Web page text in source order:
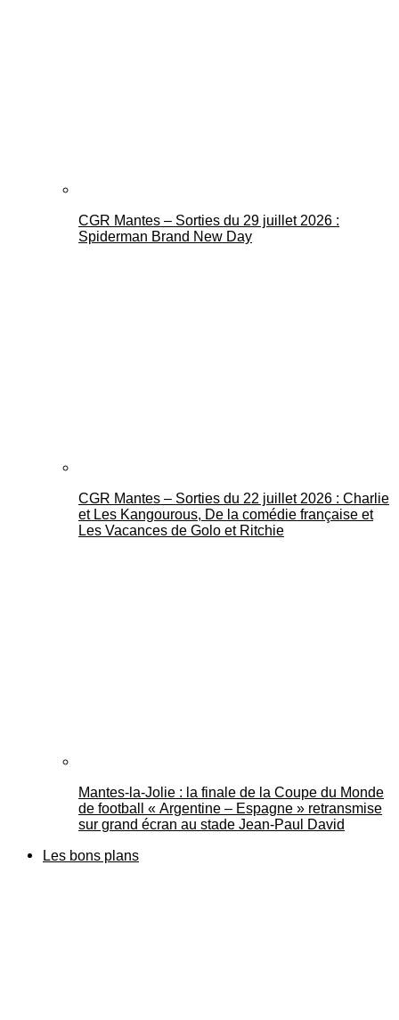
CGR Mantes – Sorties du 29 juillet 2026 :
Spiderman Brand New Day
CGR Mantes – Sorties du 22 juillet 2026 : Charlie
et Les Kangourous, De la comédie française et
Les Vacances de Golo et Ritchie
Mantes-la-Jolie : la finale de la Coupe du Monde
de football « Argentine – Espagne » retransmise
sur grand écran au stade Jean-Paul David
Les bons plans